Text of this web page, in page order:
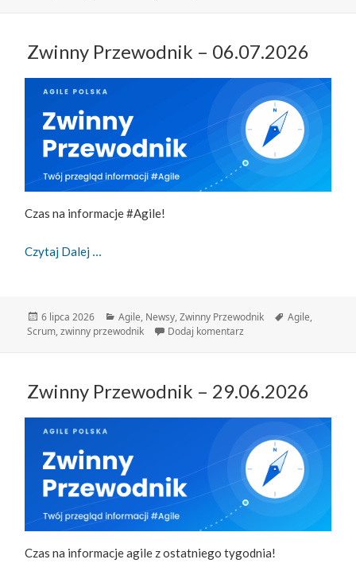
Zwinny Przewodnik – 06.07.2026
Czas na informacje #Agile!
Czytaj Dalej
Data
publikacji
6 lipca 2026 Kategorie
Agile, Newsy,Zwinny Przewodnik Tagi
Agile,
Scrum,zwinny przewodnik Dodaj komentarz
Zwinny Przewodnik – 29.06.2026
Czas na informacje agile z ostatniego tygodnia!